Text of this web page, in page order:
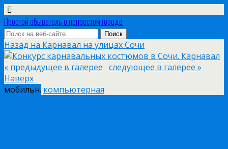
Простой обыватель о непростом городе
Назад на Карнавал на улицах Сочи
« предыдущее в галерее следующее в галерее »
Наверх
мобильн. компьютерная